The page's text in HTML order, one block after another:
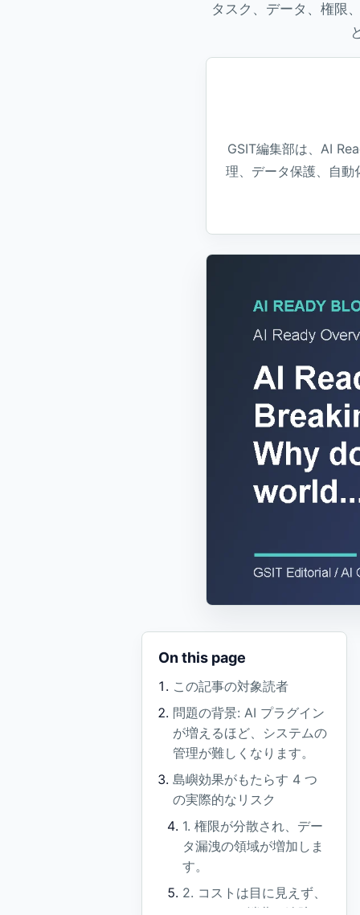
タスク、データ、権限
GSIT編集部は、AI
理、データ保護、自動
On this page
この記事の対象読者
問題の背景: AI プラグイン
が増えるほど、システムの
管理が難しくなります。
島嶼効果がもたらす 4 つ
の実際的なリスク
1. 権限が分散され、デー
タ漏洩の領域が増加しま
す。
2. コストは目に見えず、